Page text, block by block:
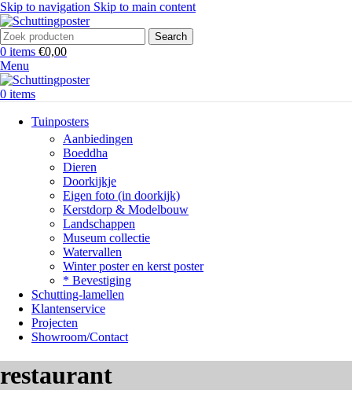
Skip to navigation Skip to main content
Search
0 items €0,00
Menu
0 items
Tuinposters
Aanbiedingen
Boeddha
Dieren
Doorkijkje
Eigen foto (in doorkijk)
Kerstdorp & Modelbouw
Landschappen
Museum collectie
Watervallen
Winter poster en kerst poster
* Bevestiging
Schutting-lamellen
Klantenservice
Projecten
Showroom/Contact
restaurant